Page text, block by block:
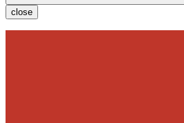
close